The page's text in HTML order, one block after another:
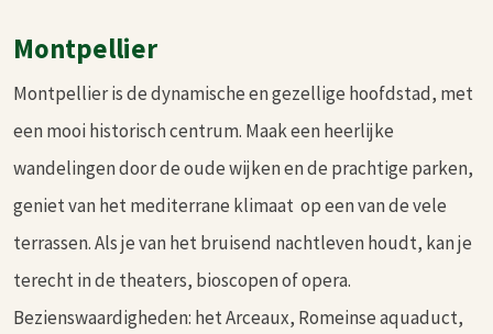
Montpellier
Montpellier is de dynamische en gezellige hoofdstad, met
een mooi historisch centrum. Maak een heerlijke
wandelingen door de oude wijken en de prachtige parken,
geniet van het mediterrane klimaat op een van de vele
terrassen. Als je van het bruisend nachtleven houdt, kan je
terecht in de theaters, bioscopen of opera.
Bezienswaardigheden: het Arceaux, Romeinse aquaduct,